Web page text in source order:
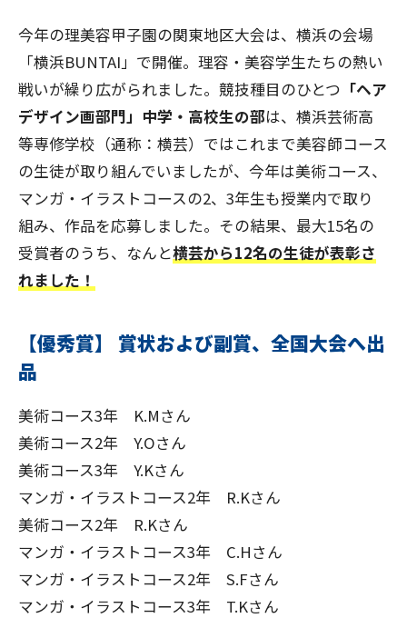
今年の理美容甲子園の関東地区大会は、横浜の会場
「横浜BUNTAI」で開催。理容・美容学生たちの熱い
戦いが繰り広がられました。競技種目のひとつ 「ヘア
デザイン画部門」中学・高校生の部は、横浜芸術高
等専修学校（通称：横芸）ではこれまで美容師コース
の生徒が取り組んでいましたが、今年は美術コース、
マンガ・イラストコースの2、3年生も授業内で取り
組み、作品を応募しました。その結果、最大15名の
受賞者のうち、なんと横芸から12名の生徒が表彰さ
れました！
【優秀賞】 賞状および副賞、全国大会へ出
品
美術コース3年 K.Mさん
美術コース2年 Y.Oさん
美術コース3年 Y.Kさん
マンガ・イラストコース2年 R.Kさん
美術コース2年 R.Kさん
マンガ・イラストコース3年 C.Hさん
マンガ・イラストコース2年 S.Fさん
マンガ・イラストコース3年 T.Kさん